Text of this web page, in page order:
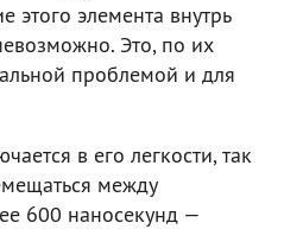
этого элемента внутрь
Это, по их
проблемой и для
в его легкости, так
между
600 наносекунд —